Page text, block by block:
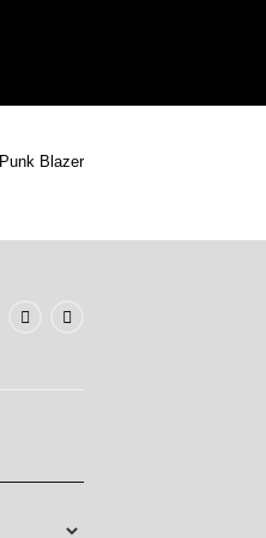
Punk Blazer